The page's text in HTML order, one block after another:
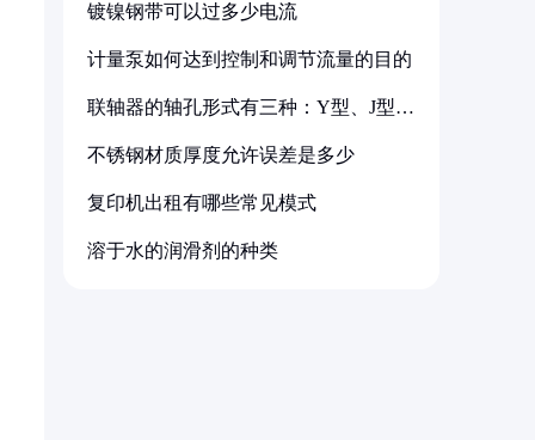
镀镍钢带可以过多少电流
计量泵如何达到控制和调节流量的目的
联轴器的轴孔形式有三种：Y型、J型、
不锈钢材质厚度允许误差是多少
复印机出租有哪些常见模式
溶于水的润滑剂的种类